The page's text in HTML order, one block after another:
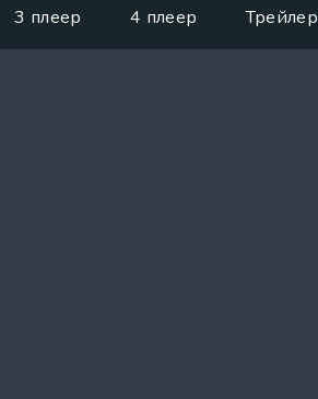
3 плеер 4 плеер Трейлер